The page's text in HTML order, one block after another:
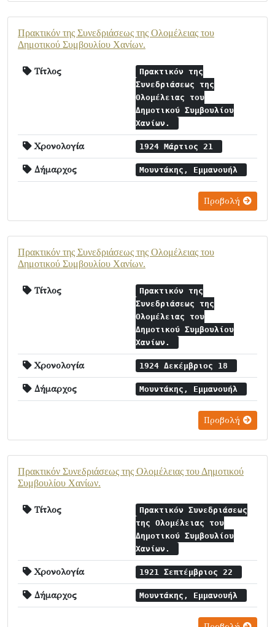
Πρακτικόν της Συνεδριάσεως της Ολομέλειας του
Δημοτικού Συμβουλίου Χανίων.
Τίτλος
Πρακτικόν της
Συνεδριάσεως της
Ολομέλειας του
Δημοτικού Συμβουλίου
Χανίων.
Χρονολογία 1924 Μάρτιος 21
Δήμαρχος Μουντάκης, Εμμανουήλ
Προβολή
Πρακτικόν της Συνεδριάσεως της Ολομέλειας του
Δημοτικού Συμβουλίου Χανίων.
Τίτλος
Πρακτικόν της
Συνεδριάσεως της
Ολομέλειας του
Δημοτικού Συμβουλίου
Χανίων.
Χρονολογία 1924 Δεκέμβριος 18
Δήμαρχος Μουντάκης, Εμμανουήλ
Προβολή
Πρακτικόν Συνεδριάσεως της Ολομέλειας του Δημοτικού
Συμβουλίου Χανίων.
Τίτλος
Πρακτικόν Συνεδριάσεως
της Ολομέλειας του
Δημοτικού Συμβουλίου
Χανίων.
Χρονολογία 1921 Σεπτέμβριος 22
Δήμαρχος Μουντάκης, Εμμανουήλ